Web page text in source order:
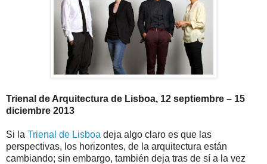
Trienal de Arquitectura de Lisboa, 12 septiembre – 15
diciembre 2013
Si la Trienal de Lisboa deja algo claro es que las
perspectivas, los horizontes, de la arquitectura están
cambiando; sin embargo, también deja tras de sí a la vez